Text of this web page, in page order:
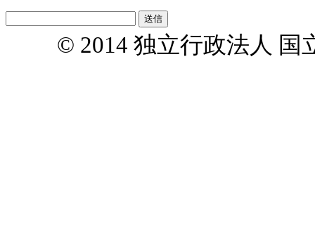
© 2014 独立行政法人 国